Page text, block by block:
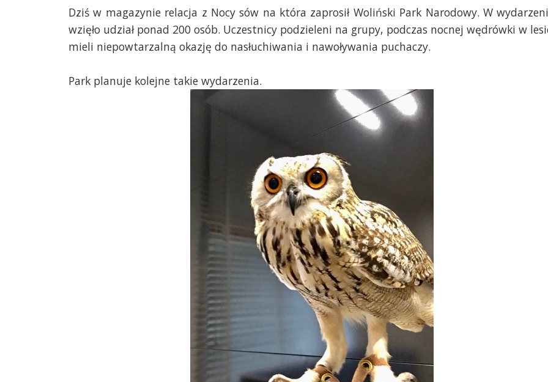
Dziś w magazynie relacja z Nocy sów na która zaprosił Woliński Park Narodowy. W
wzięło udział ponad 200 osób. Uczestnicy podzieleni na grupy, podczas nocnej wędrówki w
mieli niepowtarzalną okazję do nasłuchiwania i nawoływania puchaczy.
Park planuje kolejne takie wydarzenia.